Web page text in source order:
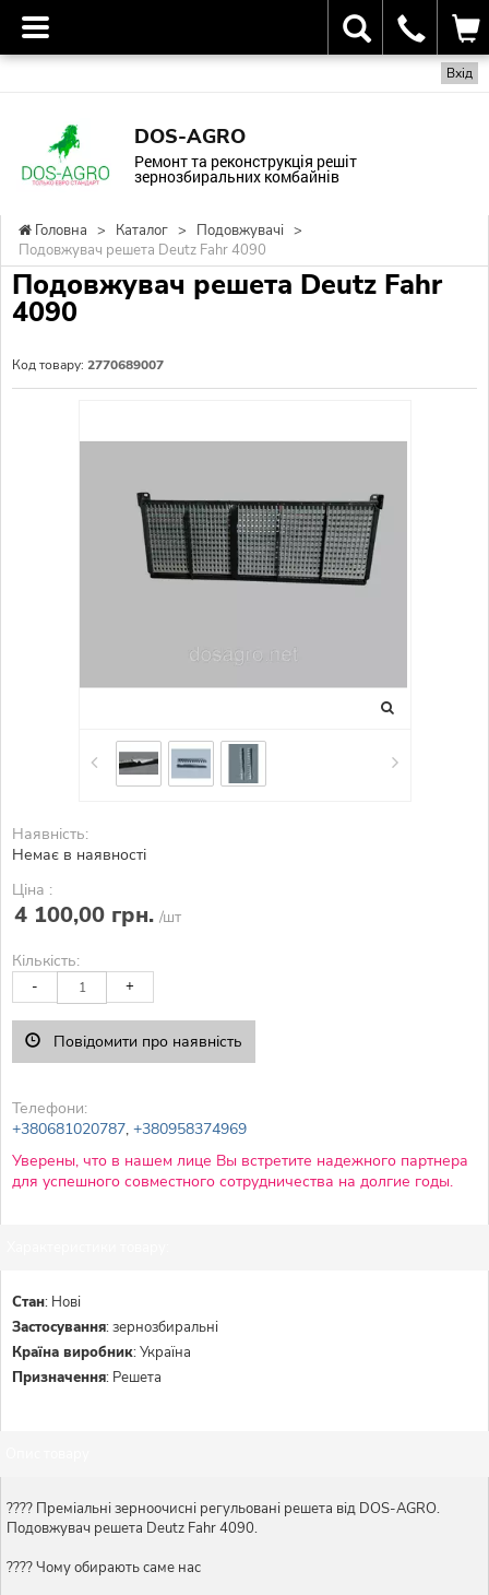
Вхід
DOS-AGRO
Ремонт та реконструкція решіт
зернозбиральних комбайнів
Головна > Каталог > Подовжувачі >
Подовжувач решета Deutz Fahr 4090
Подовжувач решета Deutz Fahr
4090
Код товару: 2770689007
Наявність:
Немає в наявності
Ціна :
4 100,00 грн. /шт
Кількість:
- +
Повідомити про наявність
Телефони:
+380681020787, +380958374969
Уверены, что в нашем лице Вы встретите надежного партнера
для успешного совместного сотрудничества на долгие годы.
Стан: Нові
Застосування:зернозбиральні
Країна виробник:Україна
Призначення: Решета
???? Преміальні зерноочисні регульовані решета від DOS-AGRO.
Подовжувач решета Deutz Fahr 4090.
???? Чому обирають саме нас